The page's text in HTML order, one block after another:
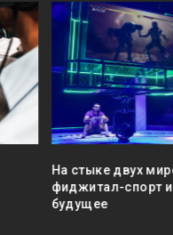
На стыке двух
фиджитал-спорт
будущее